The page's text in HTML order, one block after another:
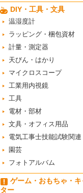
DIY・工具・文具
温湿度計
ラッピング・梱包資材
計量・測定器
天びん・はかり
マイクロスコープ
工業用内視鏡
工具
電材・部材
文具・オフィス用品
電気工事士技能試験関連
園芸
フォトアルバム
ゲーム・おもちゃ・キ
ター